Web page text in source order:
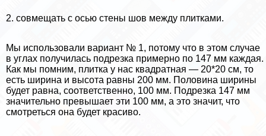
2. совмещать с осью стены шов между плитками.
Мы использовали вариант № 1, потому что в этом случае
в углах получилась подрезка примерно по 147 мм каждая.
Как мы помним, плитка у нас квадратная — 20*20 см, то
есть ширина и высота равны 200 мм. Половина ширины
будет равна, соответственно, 100 мм. Подрезка 147 мм
значительно превышает эти 100 мм, а это значит, что
смотреться она будет красиво.